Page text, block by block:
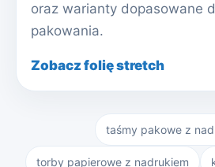
oraz warianty dopasowane
pakowania.
Zobacz folię stretch
taśmy pakowe z
torby papierowe z nadrukiem